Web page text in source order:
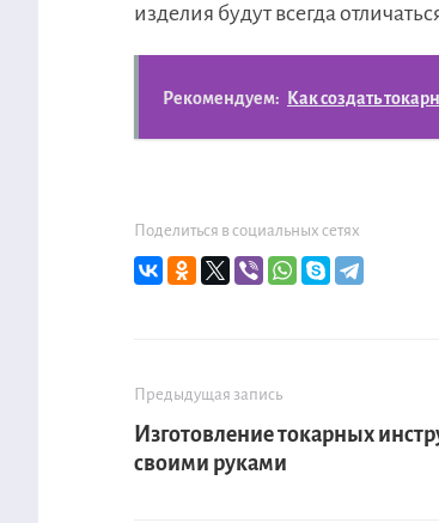
изделия будут всегда
Рекомендуем: Как создать
Поделиться в социальных сетях
Предыдущая запись
Изготовление токарных
своими руками